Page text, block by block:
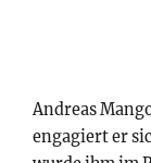
Andreas
engagiert er